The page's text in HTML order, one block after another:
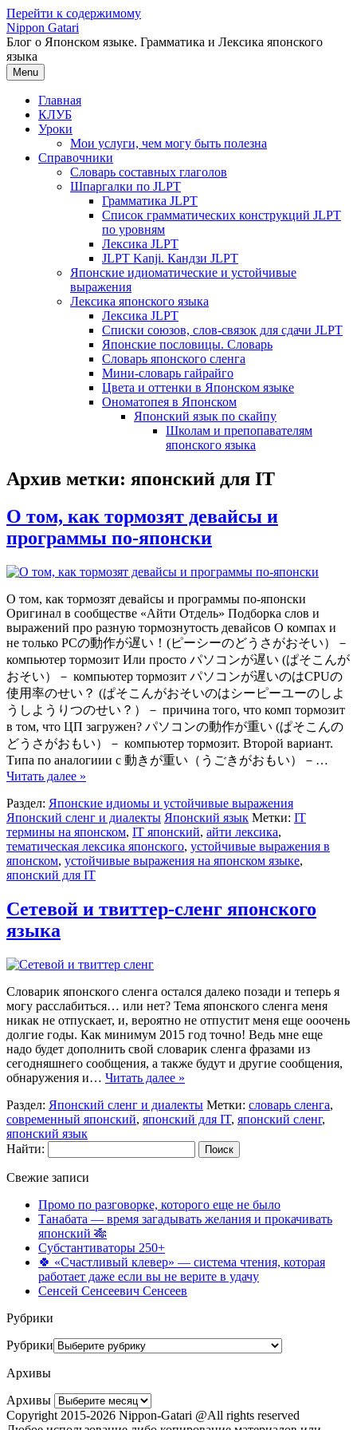
Перейти к содержимому
Nippon Gatari
Блог о Японском языке. Грамматика и Лексика японского
языка
Menu
Главная
КЛУБ
Уроки
Мои услуги, чем могу быть полезна
Справочники
Словарь составных глаголов
Шпаргалки по JLPT
Грамматика JLPT
Список грамматических конструкций JLPT
по уровням
Лексика JLPT
JLPT Kanji. Кандзи JLPT
Японские идиоматические и устойчивые
выражения
Лексика японского языка
Лексика JLPT
Списки союзов, слов-связок для сдачи JLPT
Японские пословицы. Словарь
Словарь японского сленга
Мини-словарь гайрайго
Цвета и оттенки в Японском языке
Ономатопея в Японском
Японский язык по скайпу
Школам и препопавателям
японского языка
Архив метки: японский для IT
О том, как тормозят девайсы и
программы по-японски
О том, как тормозят девайсы и программы по-японски
Оригинал в сообществе «Айти Отдель» Подборка слов и
выражений про разную тормознутость девайсов О компах и
не только PCの動作が遅い！(ピーシーのどうさがおそい）－
компьютер тормозит Или просто パソコンが遅い (ぱそこんが
おそい）－ компьютер тормозит パソコンが遅いのはCPUの
使用率のせい？ (ぱそこんがおそいのはシーピーユーのしよ
うしようりつのせい？）－ причина того, что комп тормозит
в том, что ЦП загружен? パソコンの動作が重い (ぱそこんの
どうさがおもい）－ компьютер тормозит. Второй вариант.
Типа по аналогиии с 動きが重い（うごきがおもい）－…
Читать далее »
Раздел: Японские идиомы и устойчивые выражения
Японский сленг и диалекты Японский язык Метки: IT
термины на японском, IT японский, айти лексика,
тематическая лексика японского, устойчивые выражения в
японском, устойчивые выражения на японском языке,
японский для IT
Сетевой и твиттер-сленг японского
языка
Словарик японского сленга остался далеко позади и теперь я
могу расслабиться… или нет? Тема японского сленга меня
никак не отпускает, и, вероятно не отпустит меня еще ооочень
долгие годы. Как минимум 2015 год точно! Ведь мне еще
надо будет дополнить свой словарик сленга фразами из
сегодняшнего сообщения, а также будут и другие сообщения,
обнаружения и… Читать далее »
Раздел: Японский сленг и диалекты Метки: словарь сленга,
современный японский, японский для IT, японский сленг,
японский язык
Найти:
Свежие записи
Промо по разговорке, которого еще не было
Танабата — время загадывать желания и прокачивать
японский 🎋
Субстантиваторы 250+
🍀 «Счастливый клевер» — система чтения, которая
работает даже если вы не верите в удачу
Сенсей Сенсеевич Сенсеев
Рубрики
Рубрики
Архивы
Архивы
Copyright 2015-2026 Nippon-Gatari @All rights reserved